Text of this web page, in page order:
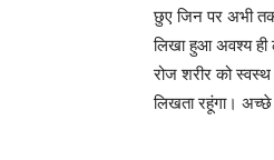
छुए जिन पर अभी
लिखा हुआ अवश्य ही
रोज शरीर को
लिखता रहूंगा। अच्छे